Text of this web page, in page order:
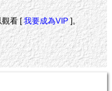
觀看 [我要成為VIP]。